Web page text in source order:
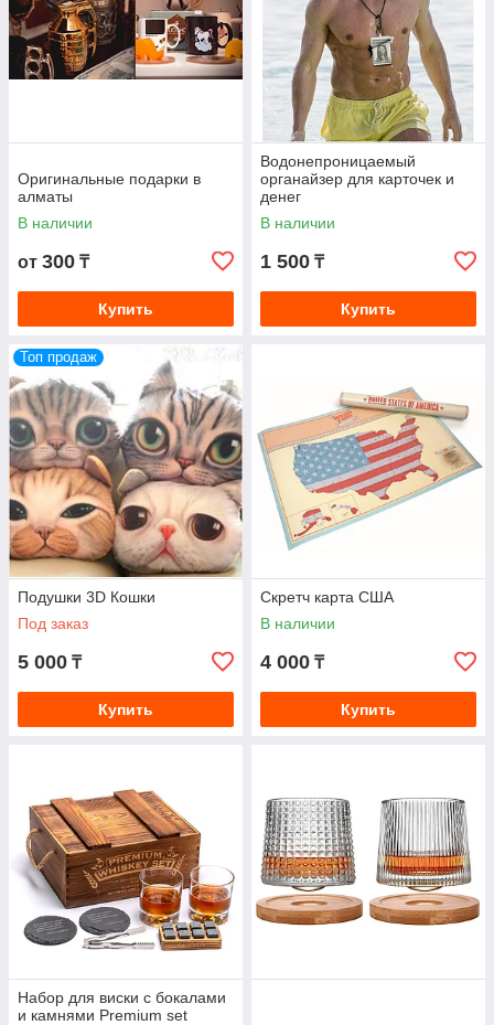
Оригинальные подарки в
алматы
В наличии
от 300 ₸
Купить
Водонепроницаемый
органайзер для карточек и
денег
В наличии
1 500 ₸
Купить
Топ продаж
Подушки 3D Кошки
Под заказ
5 000 ₸
Купить
Скретч карта США
В наличии
4 000 ₸
Купить
Набор для виски с бокалами
и камнями Premium set